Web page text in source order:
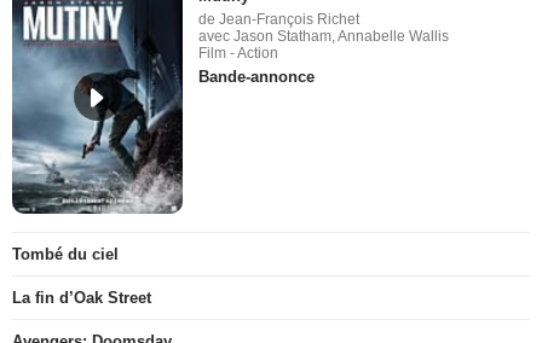
de Jean-François Richet
avec Jason Statham, Annabelle Wallis
Film - Action
Bande-annonce
Tombé du ciel
La fin d’Oak Street